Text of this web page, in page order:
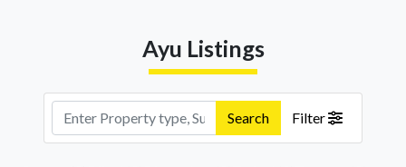
Ayu Listings
Search Filter